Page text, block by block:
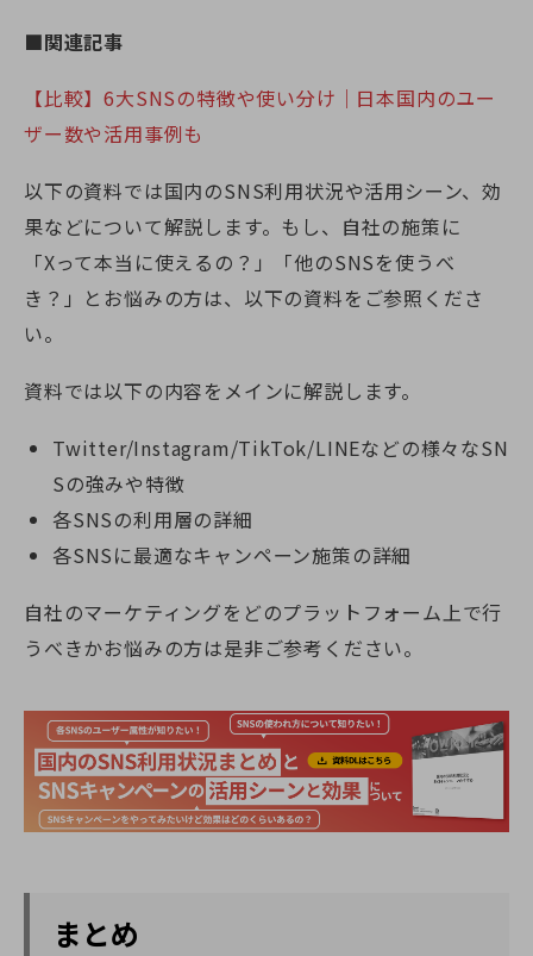
■関連記事
【比較】6大SNSの特徴や使い分け｜日本国内のユー
ザー数や活用事例も
以下の資料では国内のSNS利用状況や活用シーン、効
果などについて解説します。もし、自社の施策に
「Xって本当に使えるの？」「他のSNSを使うべ
き？」とお悩みの方は、以下の資料をご参照くださ
い。
資料では以下の内容をメインに解説します。
Twitter/Instagram/TikTok/LINEなどの様々なSN
Sの強みや特徴
各SNSの利用層の詳細
各SNSに最適なキャンペーン施策の詳細
自社のマーケティングをどのプラットフォーム上で行
うべきかお悩みの方は是非ご参考ください。
まとめ